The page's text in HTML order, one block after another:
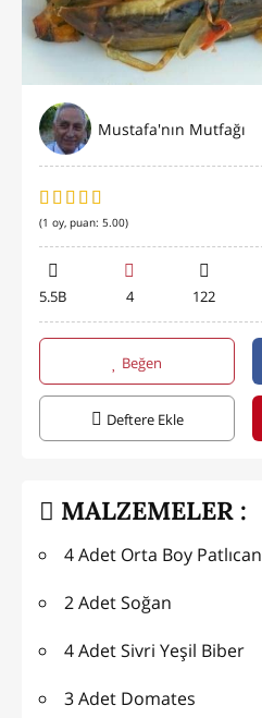
Mustafa'nın Mutfağı
(1 oy, puan: 5.00)
5.5B 4 122
Beğen
Deftere Ekle
MALZEMELER :
4 Adet Orta Boy Patlıcan
2 Adet Soğan
4 Adet Sivri Yeşil Biber
3 Adet Domates